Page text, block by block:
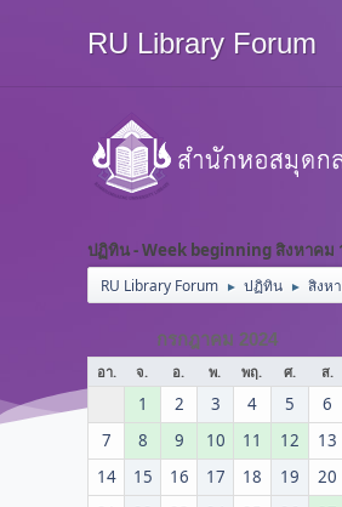
RU Library Forum
ปฏิทิน - Week beginning สิงหาคม
RU Library Forum ► ปฏิทิน ► สิงห
กรกฎาคม 2024
อา. จ. อ. พ. พฤ. ศ. ส.
1 2 3 4 5
6
7
8 9 10 11 12
13
14
15 16 17 18 19
20